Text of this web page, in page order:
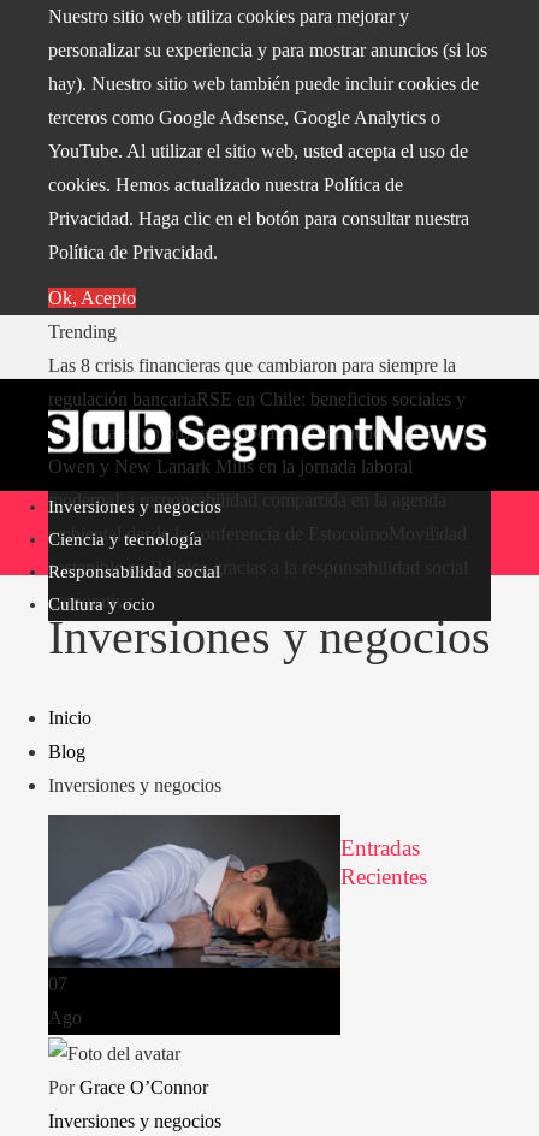
Nuestro sitio web utiliza cookies para mejorar y
personalizar su experiencia y para mostrar anuncios (si los
hay). Nuestro sitio web también puede incluir cookies de
terceros como Google Adsense, Google Analytics o
YouTube. Al utilizar el sitio web, usted acepta el uso de
cookies. Hemos actualizado nuestra Política de
Privacidad. Haga clic en el botón para consultar nuestra
Política de Privacidad.
Ok, Acepto
Trending
Las 8 crisis financieras que cambiaron para siempre la
regulación bancariaRSE en Chile: beneficios sociales y
ambientales en proyectos localesLa influencia de Robert
Owen y New Lanark Mills en la jornada laboral
modernaLa responsabilidad compartida en la agenda
ambiental desde la conferencia de Estocolmo
sostenible en Bélgica gracias a la responsabilidad social
corporativa
Inversiones y negocios
Ciencia y tecnología
Responsabilidad social
Cultura y ocio
Inversiones y negocios
Inicio
Blog
Inversiones y negocios
07
Ago
PorGrace O’Connor
Inversiones y negocios
Entradas
Recientes